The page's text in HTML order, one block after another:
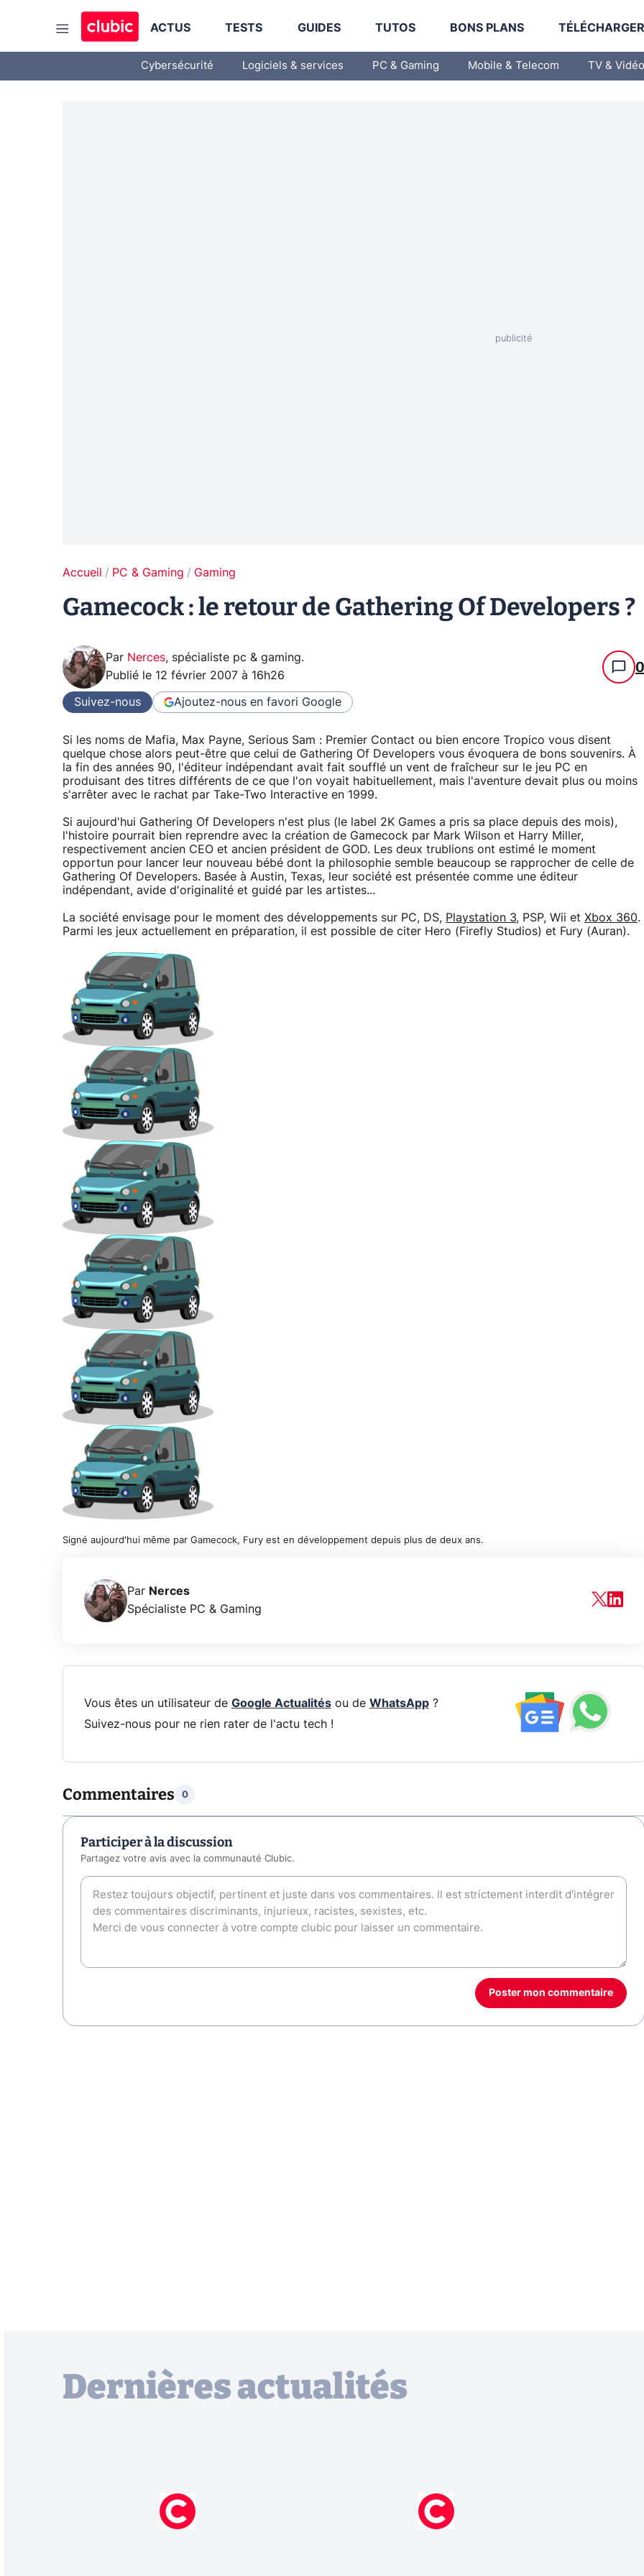
ACTUS TESTS GUIDES TUTOS BONS PLANS
Cybersécurité Logiciels & services PC & Gaming Mobile & Telecom TV & Vidéo
Accueil PC & Gaming Gaming
Gamecock : le retour de Gathering Of Developers ?
Par Nerces, spécialiste pc & gaming.
Publié le 12 février 2007 à 16h26 0
Suivez-nous Ajoutez-nous en favori Google
Si les noms de Mafia, Max Payne, Serious Sam : Premier Contact ou bien encore Tropico vous disent
quelque chose alors peut-être que celui de Gathering Of Developers vous évoquera de bons souvenirs. À
la fin des années 90, l'éditeur indépendant avait fait soufflé un vent de fraîcheur sur le jeu PC en
produisant des titres différents de ce que l'on voyait habituellement, mais l'aventure devait plus ou moins
s'arrêter avec le rachat par Take-Two Interactive en 1999.
Si aujourd'hui Gathering Of Developers n'est plus (le label 2K Games a pris sa place depuis des mois),
l'histoire pourrait bien reprendre avec la création de Gamecock par Mark Wilson et Harry Miller,
respectivement ancien CEO et ancien président de GOD. Les deux trublions ont estimé le moment
opportun pour lancer leur nouveau bébé dont la philosophie semble beaucoup se rapprocher de celle de
Gathering Of Developers. Basée à Austin, Texas, leur société est présentée comme une éditeur
indépendant, avide d'originalité et guidé par les artistes...
La société envisage pour le moment des développements sur PC, DS, Playstation 3, PSP, Wii et Xbox 360.
Parmi les jeux actuellement en préparation, il est possible de citer Hero (Firefly Studios) et Fury (Auran).
Signé aujourd'hui même par Gamecock, Fury est en développement depuis plus de deux ans.
Par Nerces
Spécialiste PC & Gaming
Vous êtes un utilisateur de Google Actualitésou de WhatsApp?
Suivez-nous pour ne rien rater de l'actu tech !
Commentaires 0
Participer à la discussion
Partagez votre avis avec la communauté Clubic.
Poster mon commentaire
Dernières actualités